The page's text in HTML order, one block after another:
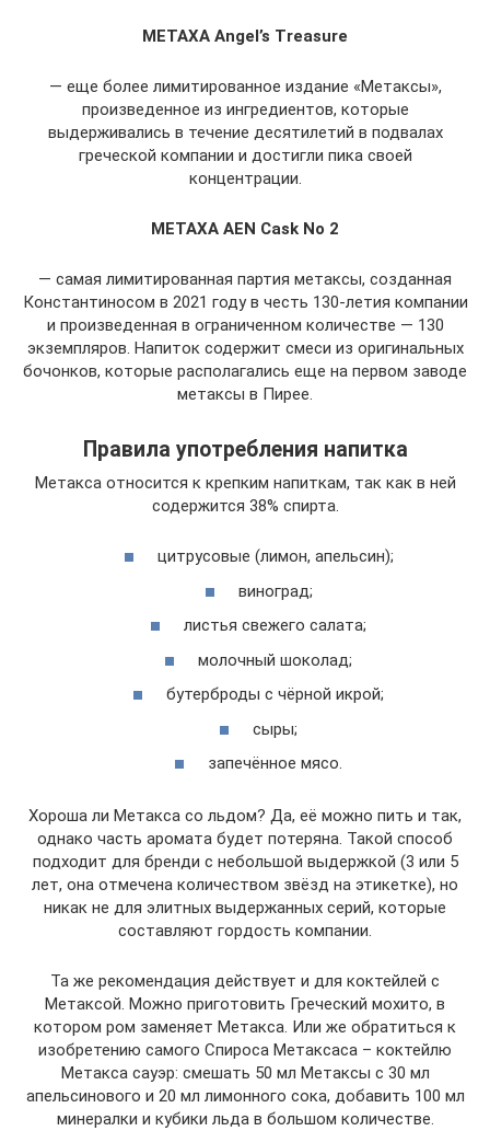
METAXA Angel’s Treasure
— еще более лимитированное издание «Метаксы»,
произведенное из ингредиентов, которые
выдерживались в течение десятилетий в подвалах
греческой компании и достигли пика своей
концентрации.
METAXA AEN Cask No 2
— самая лимитированная партия метаксы, созданная
Константиносом в 2021 году в честь 130-летия компании
и произведенная в ограниченном количестве — 130
экземпляров. Напиток содержит смеси из оригинальных
бочонков, которые располагались еще на первом заводе
метаксы в Пирее.
Правила употребления напитка
Метакса относится к крепким напиткам, так как в ней
содержится 38% спирта.
цитрусовые (лимон, апельсин);
виноград;
листья свежего салата;
молочный шоколад;
бутерброды с чёрной икрой;
сыры;
запечённое мясо.
Хороша ли Метакса со льдом? Да, её можно пить и так,
однако часть аромата будет потеряна. Такой способ
подходит для бренди с небольшой выдержкой (3 или 5
лет, она отмечена количеством звёзд на этикетке), но
никак не для элитных выдержанных серий, которые
составляют гордость компании.
Та же рекомендация действует и для коктейлей с
Метаксой. Можно приготовить Греческий мохито, в
котором ром заменяет Метакса. Или же обратиться к
изобретению самого Спироса Метаксаса – коктейлю
Метакса сауэр: смешать 50 мл Метаксы с 30 мл
апельсинового и 20 мл лимонного сока, добавить 100 мл
минералки и кубики льда в большом количестве.